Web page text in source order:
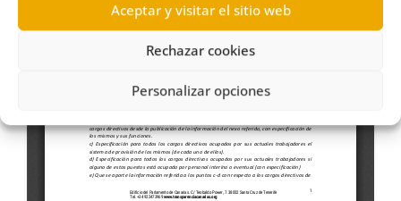
Aceptar y visitar el sitio web
Rechazar cookies
Personalizar opciones